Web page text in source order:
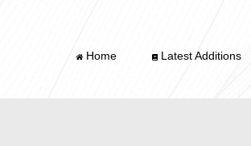
Home Latest Additions